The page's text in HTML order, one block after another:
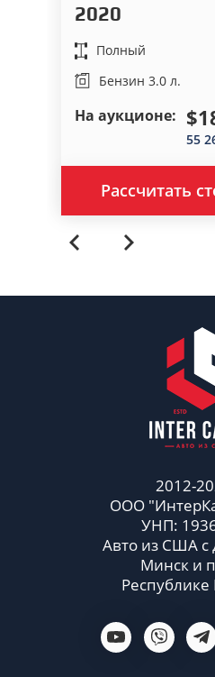
2020
Полный
Бензин 3.0 л.
На аукционе:
55
Рассчитать
2012-
ООО
УНП:
Авто из США с
Минск и
Республике